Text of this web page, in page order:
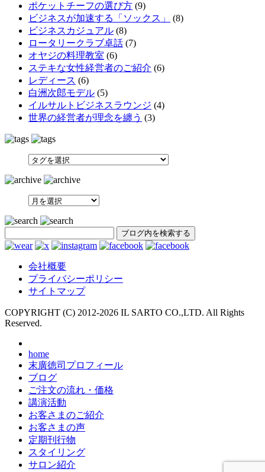
ポケットチーフの選び方 (9)
ビジネスが加速する「ソックス」
(8)
ビジネスカジュアル (8)
ロータリークラブ卓話 (7)
オヤジの料理教室 (6)
ステキな女性経営者のご紹介 (6)
レディース (6)
白洲次郎モデル (5)
イルサルトビジネスラウンジ (4)
世界の経営者が理念を纏う (3)
SEARCH
会社概要
プライバシーポリシー
サイトマップ
COPYRIGHT (C) 2012-2026 IL SARTO CO.,LTD. All Rights
Reserved.
home
末廣徳司プロフィール
ブログ
ご注文の流れ・価格
講演活動
お客さまのご紹介
お客さまの声
定期刊行物
スタイリング
サロン紹介